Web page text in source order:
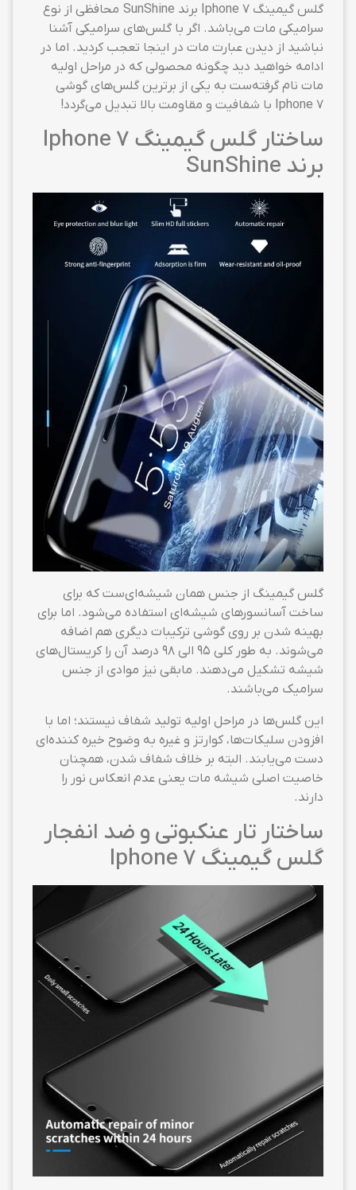
گلس گیمینگ Iphone 7 برند SunShine محافظی از نوع
سرامیکی مات می‌باشد. اگر با گلس‌های سرامیکی آشنا
نباشید از دیدن عبارت مات در اینجا تعجب کردید. اما در
ادامه خواهید دید چگونه محصولی که در مراحل اولیه
مات نام گرفته‌ست به یکی از برترین گلس‌های گوشی
Iphone 7 با شفافیت و مقاومت بالا تبدیل می‌گردد!
ساختار گلس گیمینگ Iphone 7
برند SunShine
گلس گیمینگ از جنس همان شیشه‌ای‌ست که برای
ساخت آسانسورهای شیشه‌ای استفاده می‌شود. اما برای
بهینه شدن بر روی گوشی ترکیبات دیگری هم اضافه
می‌شوند. به طور کلی ۹۵ الی ۹۸ درصد آن را کریستال‌های
شیشه تشکیل می‌دهند. مابقی نیز موادی از جنس
سرامیک می‌باشند.
این گلس‌ها در مراحل اولیه تولید شفاف نیستند؛ اما با
افزودن سلیکات‌ها، کوارتز و غیره به وضوح خیره کننده‌ای
دست می‌یابند. البته بر خلاف شفاف شدن، همچنان
خاصیت اصلی شیشه مات یعنی عدم انعکاس نور را
دارند.
ساختار تار عنکبوتی و ضد انفجار
گلس گیمینگ Iphone 7